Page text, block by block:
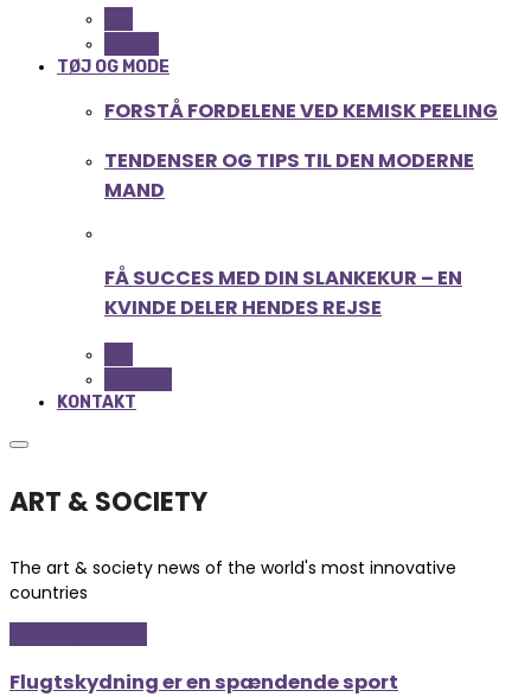
TØJ OG MODE
FORSTÅ FORDELENE VED KEMISK PEELING
TENDENSER OG TIPS TIL DEN MODERNE
MAND
FÅ SUCCES MED DIN SLANKEKUR – EN
KVINDE DELER HENDES REJSE
KONTAKT
ART & SOCIETY
The art & society news of the world's most innovative
countries
Flugtskydning er en spændende sport